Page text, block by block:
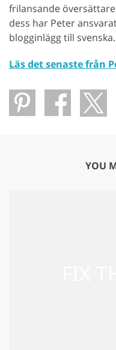
frilansande
dess har Peter
blogginlägg till svenska.
Läs det senaste från
YOU